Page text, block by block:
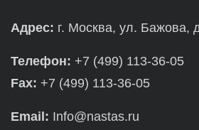
Адрес: г. Москва, ул. Бажова,
Телефон: +7 (499) 113-36-05
Fax: +7 (499) 113-36-05
Email: Info@nastas.ru